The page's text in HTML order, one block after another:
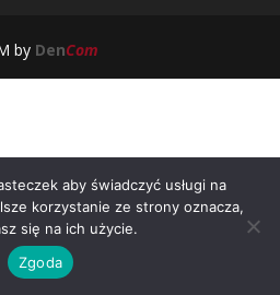
by DenCom
aby świadczyć usługi na
korzystanie ze strony oznacza,
się na ich użycie.
Zgoda